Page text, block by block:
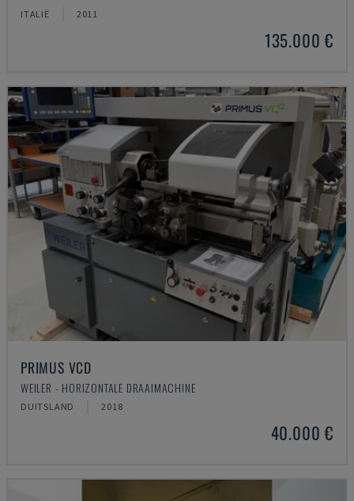
ITALIË 2011
135.000 €
PRIMUS VCD
WEILER - HORIZONTALE DRAAIMACHINE
DUITSLAND 2018
40.000 €